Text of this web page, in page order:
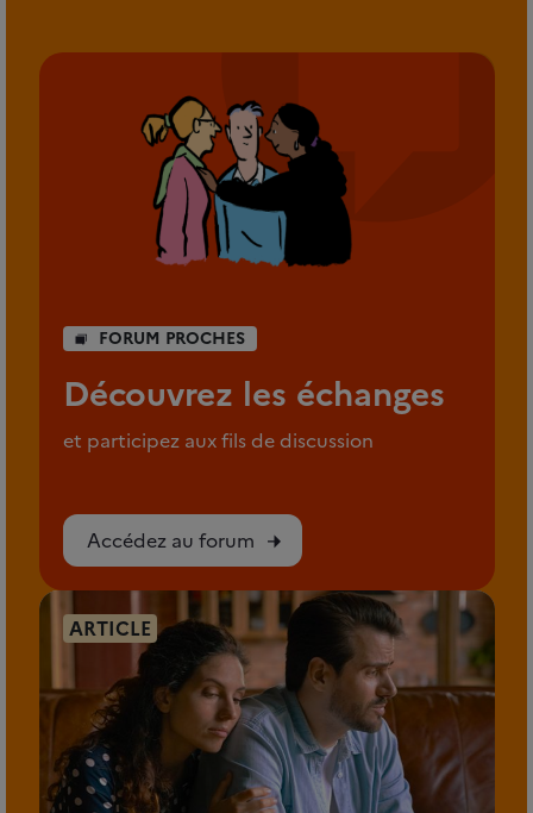
FORUM PROCHES
Découvrez les échanges
et participez aux fils de discussion
Accédez au forum
ARTICLE